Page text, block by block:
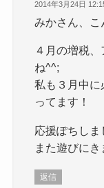
2014年3月24日
みかさん、
４月の増税
ね^^;
私も３月中に
ってます！
応援ぽちしま
また遊びにき
返信